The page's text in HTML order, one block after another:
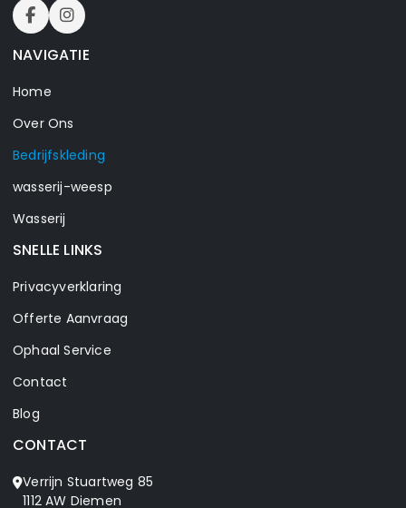
NAVIGATIE
Home
Over Ons
Bedrijfskleding
wasserij-weesp
Wasserij
SNELLE LINKS
Privacyverklaring
Offerte Aanvraag
Ophaal Service
Contact
Blog
CONTACT
Verrijn Stuartweg 85
1112 AW Diemen